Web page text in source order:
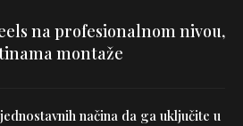
na profesionalnom nivou,
montaže
načina da ga uključite u